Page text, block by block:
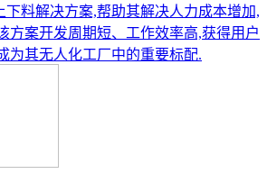
下料解决方案,帮助其解决人力成本增加,
方案开发周期短、工作效率高,获得用户
为其无人化工厂中的重要标配.